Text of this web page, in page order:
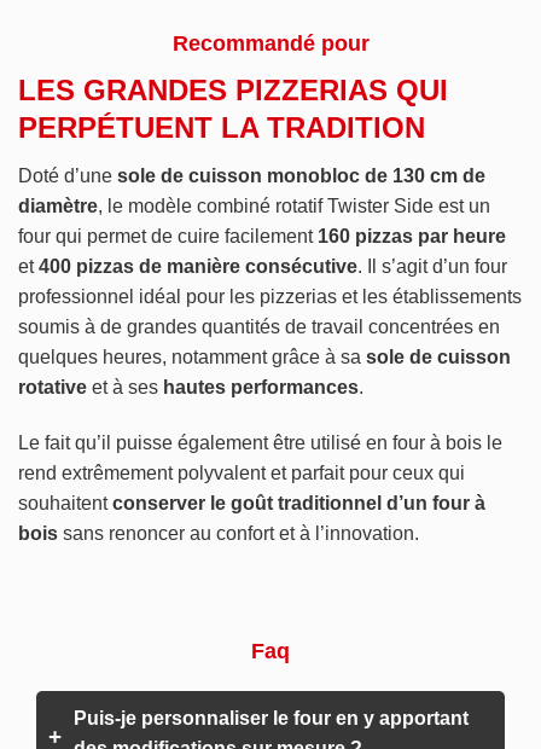
Recommandé pour
LES GRANDES PIZZERIAS QUI
PERPÉTUENT LA TRADITION
Doté d’une sole de cuisson monobloc de 130 cm de
diamètre, le modèle combiné rotatif Twister Side est un
four qui permet de cuire facilement 160 pizzas par heure
et400 pizzas de manière consécutive. Il s’agit d’un four
professionnel idéal pour les pizzerias et les établissements
soumis à de grandes quantités de travail concentrées en
quelques heures, notamment grâce à sa sole de cuisson
rotative et à ses hautes performances.
Le fait qu’il puisse également être utilisé en four à bois le
rend extrêmement polyvalent et parfait pour ceux qui
souhaitentconserver le goût traditionnel d’un four à
bois sans renoncer au confort et à l’innovation.
Faq
+
Puis-je personnaliser le four en y apportant